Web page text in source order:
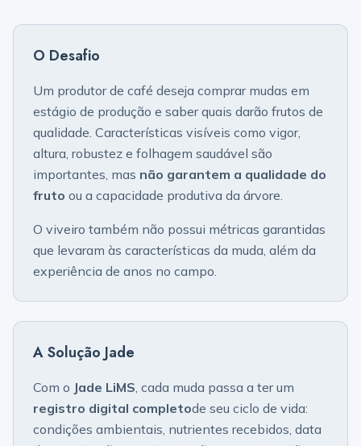
O Desafio
Um produtor de café deseja comprar mudas em
estágio de produção e saber quais darão frutos de
qualidade. Características visíveis como vigor,
altura, robustez e folhagem saudável são
importantes, mas não garantem a qualidade do
fruto ou a capacidade produtiva da árvore.
O viveiro também não possui métricas garantidas
que levaram às características da muda, além da
experiência de anos no campo.
A Solução Jade
Com o Jade LiMS, cada muda passa a ter um
registro digital completode seu ciclo de vida:
condições ambientais, nutrientes recebidos, data